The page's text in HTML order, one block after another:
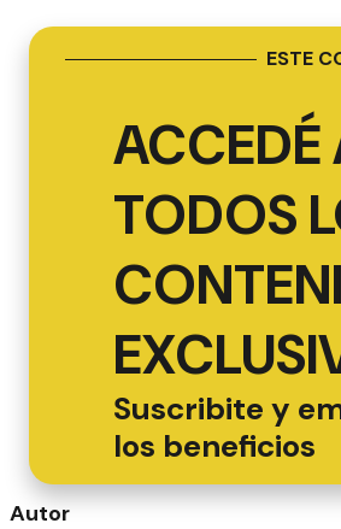
ESTE
ACCEDÉ
TODOS
Suscribite y
los beneficios
Autor